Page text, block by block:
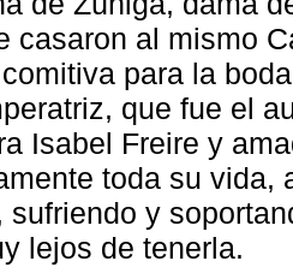
casaron al mismo
para la
que fue el
Isabel Freire y
toda su vida,
sufriendo y
lejos de tenerla.